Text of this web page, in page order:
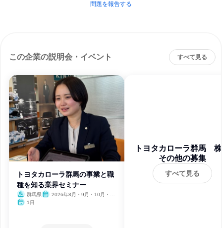
問題を報告する
この企業の説明会・イベント すべて見る
トヨタカローラ群馬の事業と職
種を知る業界セミナー
群馬県
2026年8月・9月・10月・11
1日
トヨタカローラ群馬
会社
その他の募集
すべて見る